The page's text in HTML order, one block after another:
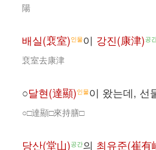
陽
배실(裵室)인물이 강진(康津)공
裵室去康津
○달현(達顯)인물이 왔는데, 선
○□達顯□來持膳□
당산(堂山)공간의 최유준(崔有